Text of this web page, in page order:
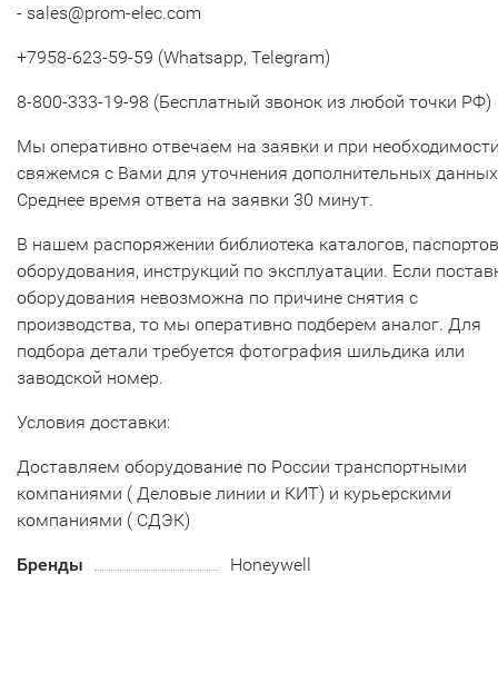
- sales@prom-elec.com
+7958-623-59-59 (Whatsapp, Telegram)
8-800-333-19-98 (Бесплатный звонок из любой точки РФ)
Мы оперативно отвечаем на заявки и при
свяжемся с Вами для уточнения дополнительных
Среднее время ответа на заявки 30 минут.
В нашем распоряжении библиотека каталогов, паспортов
оборудования, инструкций по эксплуатации. Если
оборудования невозможна по причине снятия с
производства, то мы оперативно подберем аналог. Для
подбора детали требуется фотография шильдика или
заводской номер.
Условия доставки:
Доставляем оборудование по России транспортными
компаниями ( Деловые линии и КИТ) и курьерскими
компаниями ( СДЭК)
Бренды Honeywell